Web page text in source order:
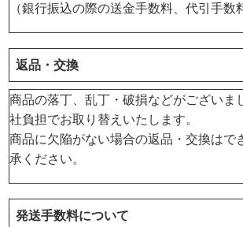
（銀行振込の際の送金手数料、代引手数
返品・交換
商品の落丁、乱丁・破損などがございま
社負担でお取り替えいたします。
商品に欠陥がない場合の返品・交換はで
承ください。
発送手数料について